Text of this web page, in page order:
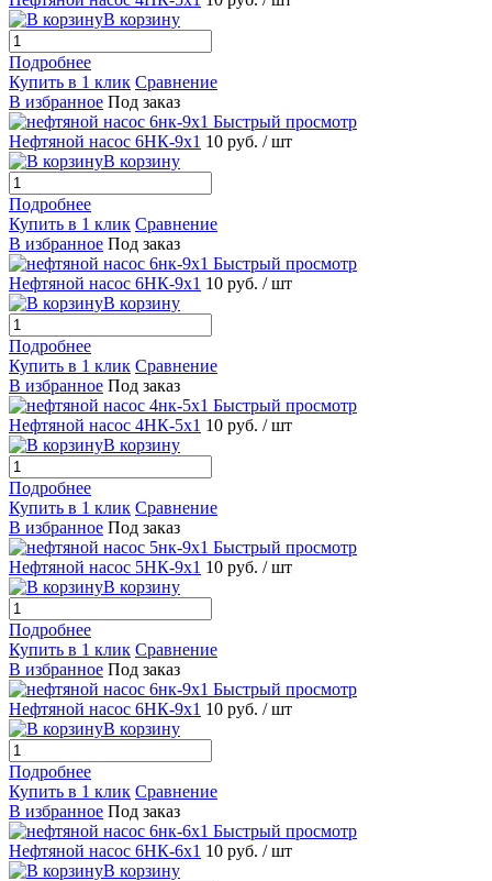
В корзину
Подробнее
Купить в 1 клик Сравнение
В избранное Под заказ
Быстрый просмотр
Нефтяной насос 6НК-9х1 10 руб. / шт
В корзину
Подробнее
Купить в 1 клик Сравнение
В избранное Под заказ
Быстрый просмотр
Нефтяной насос 6НК-9х1 10 руб. / шт
В корзину
Подробнее
Купить в 1 клик Сравнение
В избранное Под заказ
Быстрый просмотр
Нефтяной насос 4НК-5х1 10 руб. / шт
В корзину
Подробнее
Купить в 1 клик Сравнение
В избранное Под заказ
Быстрый просмотр
Нефтяной насос 5НК-9х1 10 руб. / шт
В корзину
Подробнее
Купить в 1 клик Сравнение
В избранное Под заказ
Быстрый просмотр
Нефтяной насос 6НК-9х1 10 руб. / шт
В корзину
Подробнее
Купить в 1 клик Сравнение
В избранное Под заказ
Быстрый просмотр
Нефтяной насос 6НК-6х1 10 руб. / шт
В корзину